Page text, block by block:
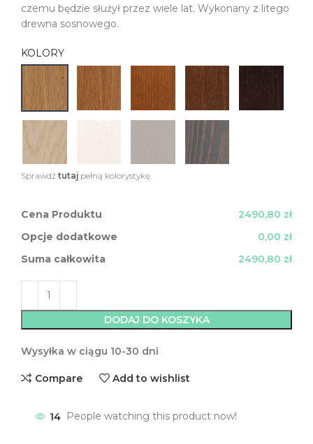
czemu będzie służył przez wiele lat. Wykonany z litego
drewna sosnowego.
KOLORY
Sprawdź tutaj pełną kolorystykę.
Cena Produktu
2490,80 zł
Opcje dodatkowe
0,00 zł
Suma całkowita
2490,80 zł
DODAJ DO KOSZYKA
Wysyłka w ciągu 10-30 dni
Compare Add to wishlist
14 People watching this product now!